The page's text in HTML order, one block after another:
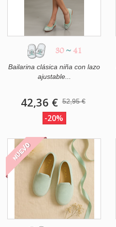
30 ~ 41
Bailarina clásica niña con lazo
ajustable...
42,36 € 52,95 €
-20%
NUEVO